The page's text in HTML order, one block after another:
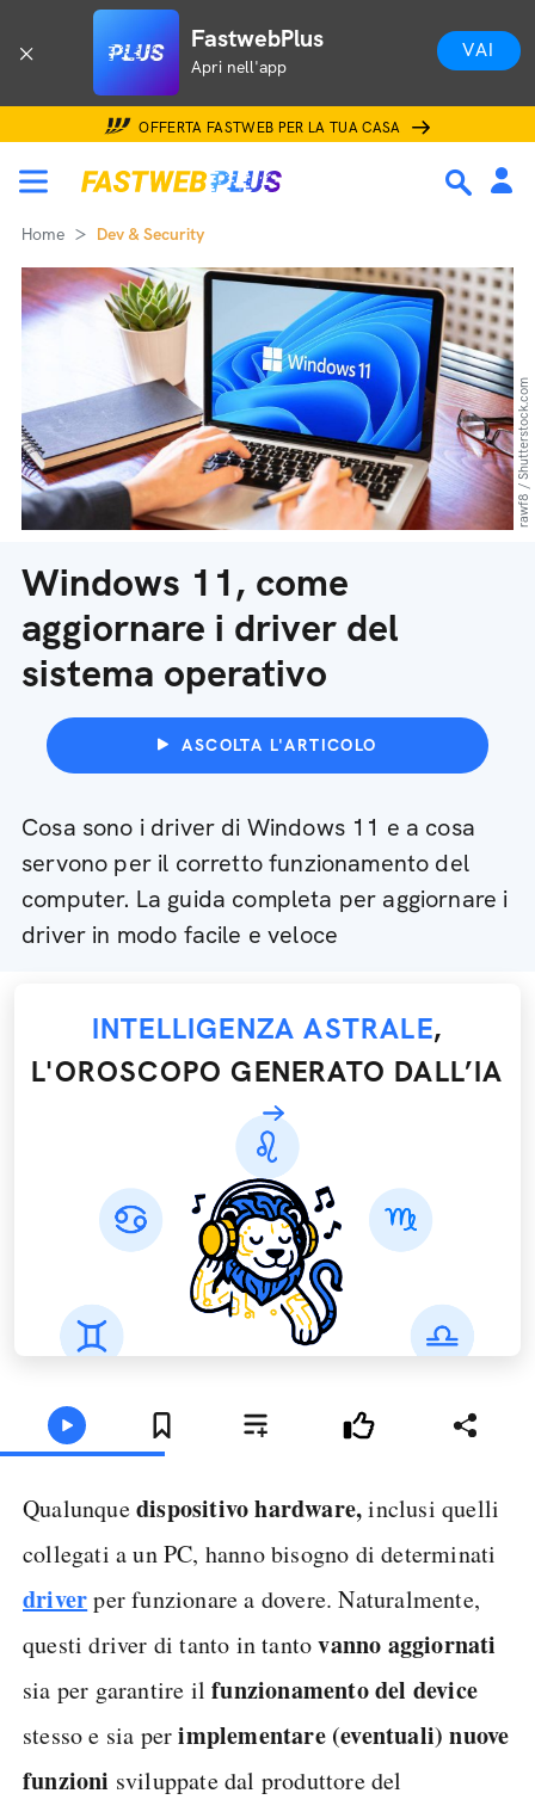
FastwebPlus
Apri nell'app
VAI
OFFERTA FASTWEB PER LA TUA CASA
Home Dev & Security
Windows 11, come
aggiornare i driver del
sistema operativo
ASCOLTA L'ARTICOLO
Cosa sono i driver di Windows 11 e a cosa
servono per il corretto funzionamento del
computer. La guida completa per aggiornare i
driver in modo facile e veloce
rawf8 / Shutterstock.com
INTELLIGENZA ASTRALE,
L'OROSCOPO GENERATO DALL’IA
Qualunquedispositivo hardware,inclusi quelli
collegati a un PC, hanno bisogno di determinati
driverper funzionare a dovere. Naturalmente,
questi driver di tanto in tantovanno aggiornati
sia per garantire ilfunzionamento del device
stesso e sia perimplementare (eventuali) nuove
funzioni sviluppate dal produttore del